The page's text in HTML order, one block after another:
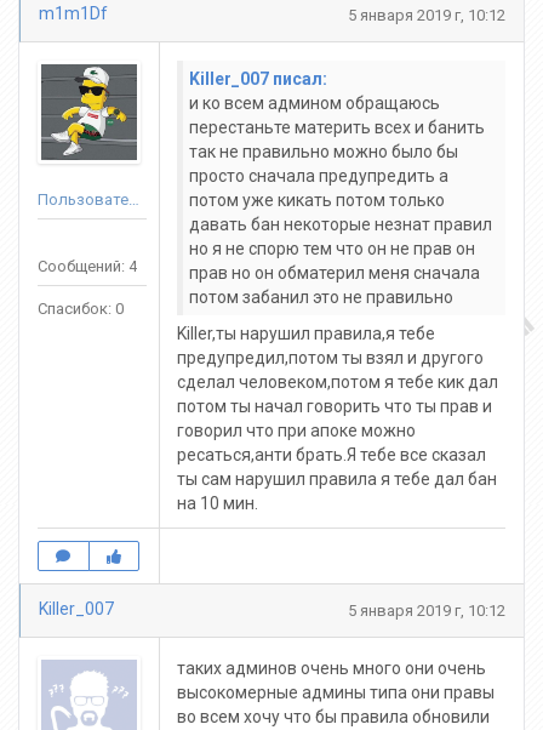
m1m1Df 5 января 2019 г, 10:12
Пользователь
Сообщений: 4
Спасибок: 0
Killer_007 писал:
и ко всем админом обращаюсь
перестаньте материть всех и банить
так не правильно можно было бы
просто сначала предупредить а
потом уже кикать потом только
давать бан некоторые незнат правил
но я не спорю тем что он не прав он
прав но он обматерил меня сначала
потом забанил это не правильно
Killer,ты нарушил правила,я тебе
предупредил,потом ты взял и другого
сделал человеком,потом я тебе кик дал
потом ты начал говорить что ты прав и
говорил что при апоке можно
ресаться,анти брать.Я тебе все сказал
ты сам нарушил правила я тебе дал бан
на 10 мин.
Killer_007 5 января 2019 г, 10:12
таких админов очень много они очень
высокомерные админы типа они правы
во всем хочу что бы правила обновили